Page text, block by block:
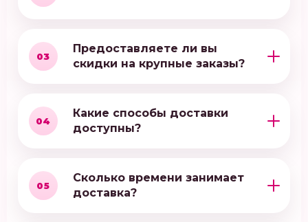
03
Предоставляете ли вы
скидки на крупные заказы?
04
Какие способы доставки
доступны?
05
Сколько времени занимает
доставка?